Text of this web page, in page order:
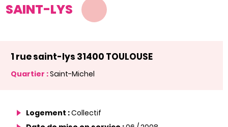
SAINT-LYS
1 rue saint-lys 31400 TOULOUSE
Quartier :Saint-Michel
Logement :Collectif